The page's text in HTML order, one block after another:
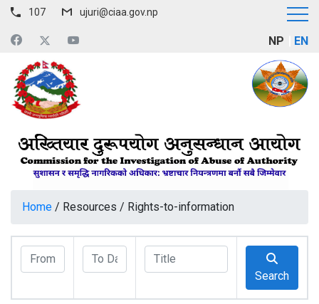
107 ujuri@ciaa.gov.np
NP EN
Home / Resources / Rights-to-information
Search